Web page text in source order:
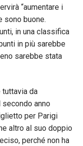
“aumentare i
sono buone.
in una classifica
in più sarebbe
sarebbe stata
tuttavia da
secondo anno
per Parigi
altro al suo doppio
perché non ha